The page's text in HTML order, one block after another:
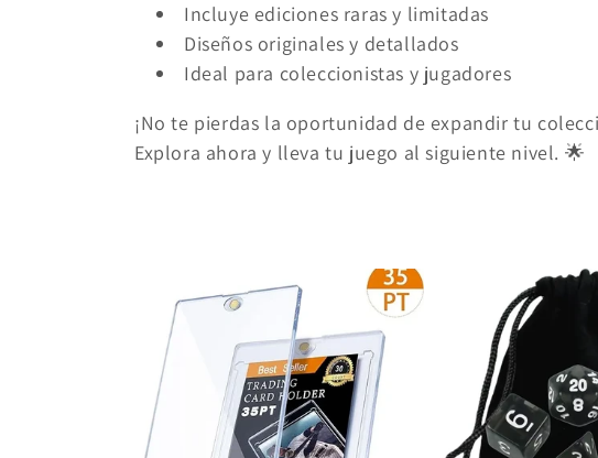
ó
n
:
Incluye ediciones raras y limitadas
Diseños originales y detallados
Ideal para coleccionistas y jugadores
¡No te pierdas la oportunidad de expandir tu
Explora ahora y lleva tu juego al siguiente nivel. 🌟